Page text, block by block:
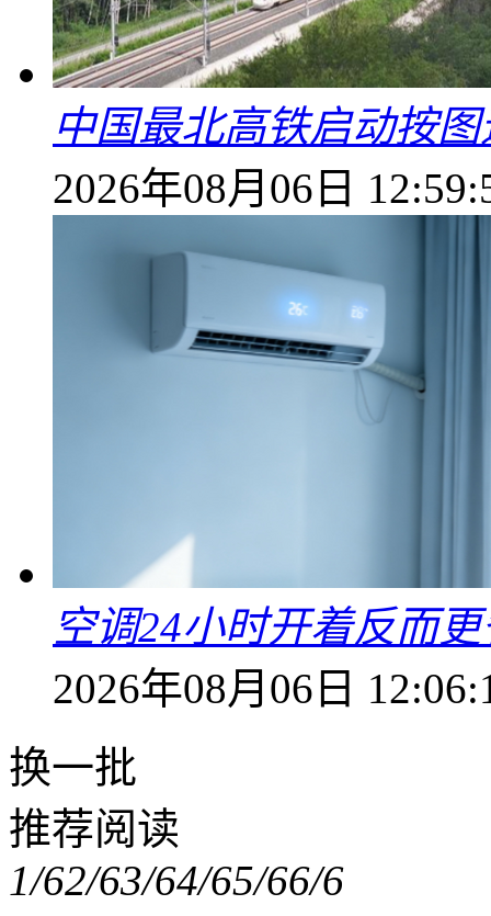
中国最北高铁启动按
2026年08月06日
空调24小时开着反而
2026年08月06日
换一批
推荐阅读
1/62/63/64/65/66/6